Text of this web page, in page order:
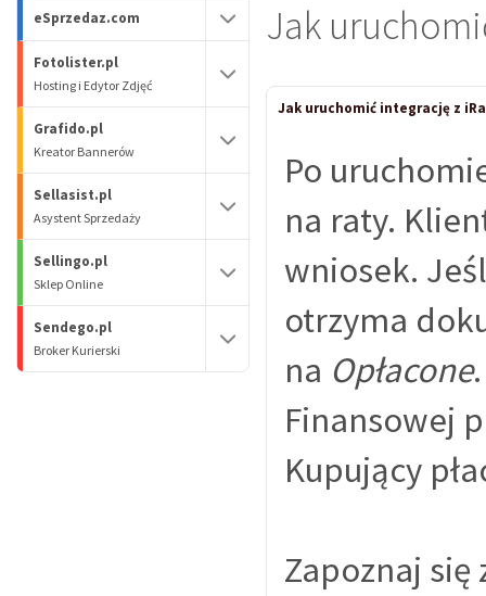
eSprzedaz.com
Fotolister.pl
Hosting i Edytor Zdjęć
Grafido.pl
Kreator Bannerów
Sellasist.pl
Asystent Sprzedaży
Sellingo.pl
Sklep Online
Sendego.pl
Broker Kurierski
Jak
Jak uruchomić integrację z
Po
na raty.
wniosek.
otrzyma
na Opłacone
Finansowej
Kupujący
Zapoznaj się